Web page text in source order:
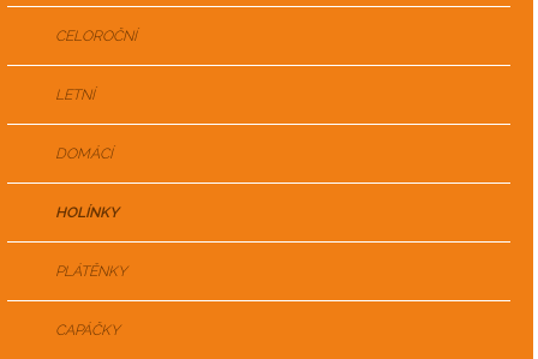
CELOROČNÍ
LETNÍ
DOMÁCÍ
HOLÍNKY
PLÁTĚNKY
CAPÁČKY